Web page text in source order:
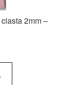
2mm –